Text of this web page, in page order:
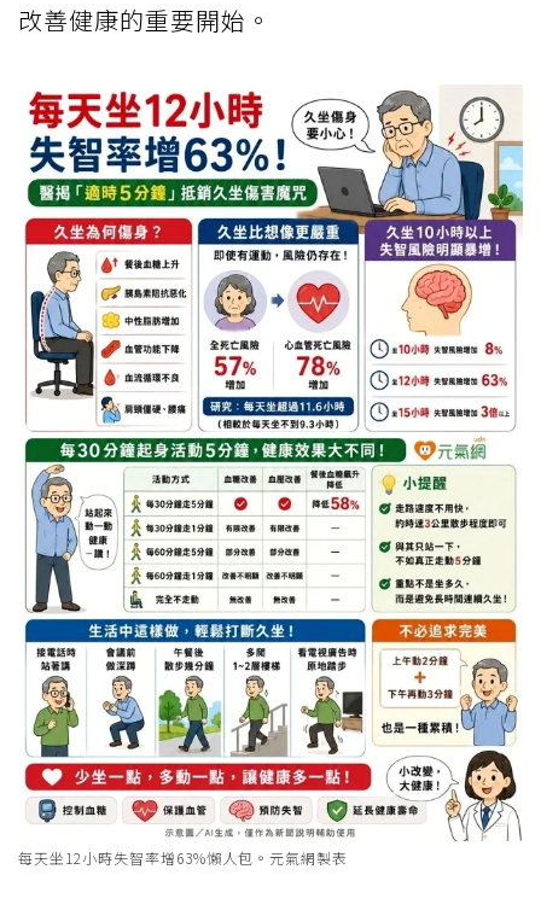
改善健康的重要開始。
每天坐12小時失智率增63%懶人包。元氣網製表